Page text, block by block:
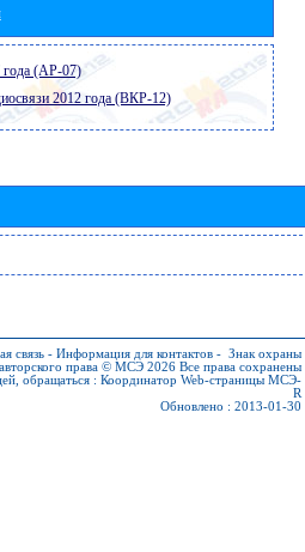
года (АР-07)
2012 года (ВКР-12)
связь - Информация для контактов - Знак охраны
авторского права © МСЭ 2026 Все права сохранены
обращаться : Координатор Web-страницы МСЭ-
R
Обновлено : 2013-01-30